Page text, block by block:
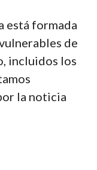
está formada
de
incluidos los
la noticia